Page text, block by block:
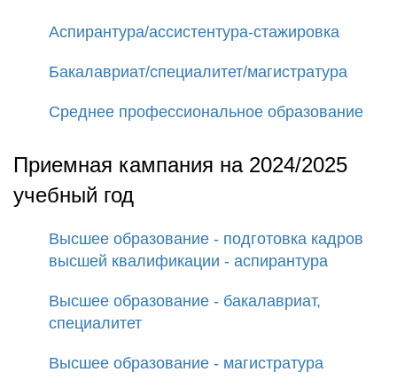
Аспирантура/ассистентура-стажировка
Бакалавриат/специалитет/магистратура
Среднее профессиональное образование
Приемная кампания на 2024/2025
учебный год
Высшее образование - подготовка кадров
высшей квалификации - аспирантура
Высшее образование - бакалавриат,
специалитет
Высшее образование - магистратура